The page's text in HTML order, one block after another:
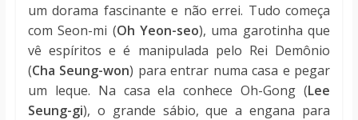
um dorama fascinante e não errei. Tudo começa
comSeon-mi (Oh Yeon-seo), uma garotinha que
vê espíritos e é manipulada pelo Rei Demônio
(Cha Seung-won) para entrar numa casa e pegar
um leque. Na casa ela conheceOh-Gong (Lee
Seung-gi), o grande sábio, que a engana para